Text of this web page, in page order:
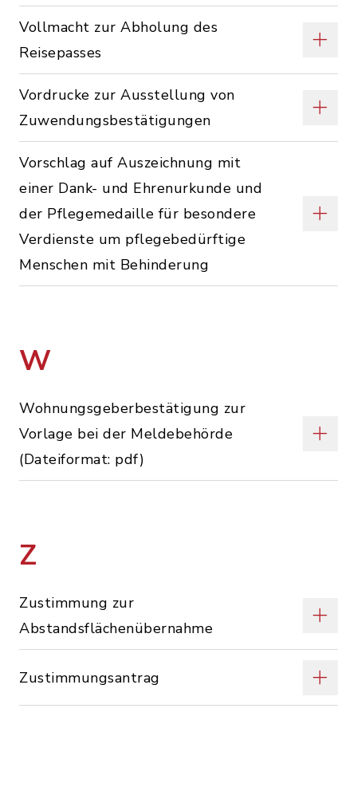
Vollmacht zur Abholung des
Reisepasses
Vordrucke zur Ausstellung von
Zuwendungsbestätigungen
Vorschlag auf Auszeichnung mit
einer Dank- und Ehrenurkunde und
der Pflegemedaille für besondere
Verdienste um pflegebedürftige
Menschen mit Behinderung
W
Wohnungsgeberbestätigung zur
Vorlage bei der Meldebehörde
(Dateiformat: pdf)
Z
Zustimmung zur
Abstandsflächenübernahme
Zustimmungsantrag